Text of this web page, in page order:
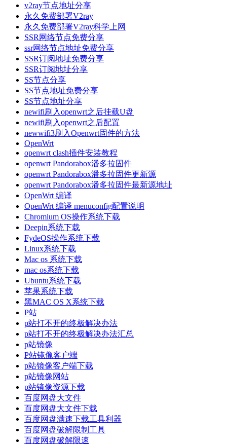
v2ray节点地址分享
永久免费部署V2ray
永久免费部署V2ray科学上网
SSR网络节点免费分享
ssr网络节点地址免费分享
SSR订阅地址免费分享
SSR订阅地址分享
SS节点分享
SS节点地址免费分享
SS节点地址分享
newifi刷入openwrt之后挂载U盘
newifi刷入openwrt之后配置
newwifi3刷入Openwrt固件的方法
OpenWrt
openwrt clash插件安装教程
openwrt Pandorabox潘多拉固件
openwrt Pandorabox潘多拉固件更新源
openwrt Pandorabox潘多拉固件最新源地址
OpenWrt 编译
OpenWrt 编译 menuconfig配置说明
Chromium OS操作系统下载
Deepin系统下载
FydeOS操作系统下载
Linux系统下载
Mac os 系统下载
mac os系统下载
Ubuntu系统下载
苹果系统下载
黑MAC OS X系统下载
P站
p站打不开的终极解决办法
p站打不开的终极解决办法汇总
p站镜像
P站镜像客户端
p站镜像客户端下载
p站镜像网站
p站镜像资源下载
百度网盘大文件
百度网盘大文件下载
百度网盘满速下载工具利器
百度网盘破解限制工具
百度网盘破解限速